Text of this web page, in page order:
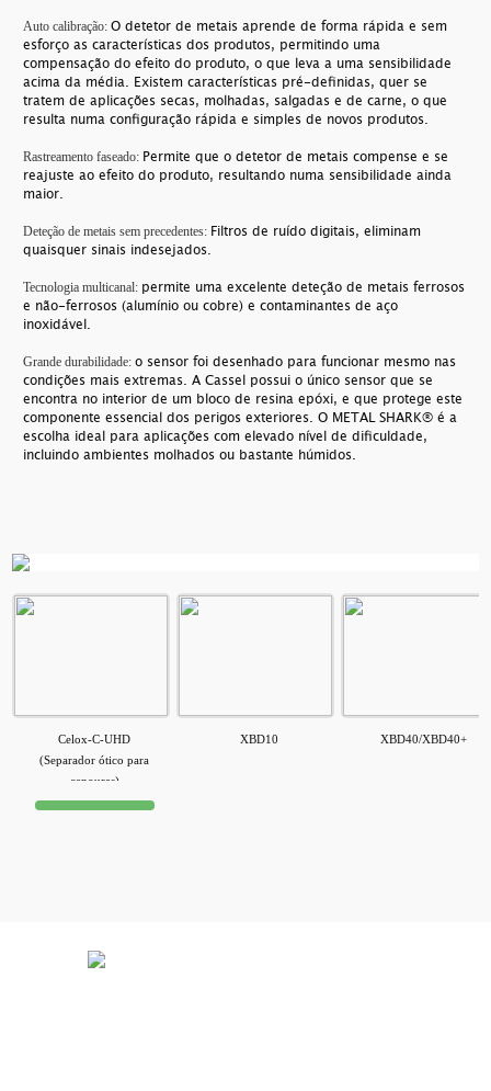
Auto calibração:O detetor de metais aprende de forma rápida e sem
esforço as características dos produtos, permitindo uma
compensação do efeito do produto, o que leva a uma sensibilidade
acima da média. Existem características pré-definidas, quer se
tratem de aplicações secas, molhadas, salgadas e de carne, o que
resulta numa configuração rápida e simples de novos produtos.
Rastreamento faseado: Permite que o detetor de metais compense e se
reajuste ao efeito do produto, resultando numa sensibilidade ainda
maior.
Deteção de metais sem precedentes: Filtros de ruído digitais, eliminam
quaisquer sinais indesejados.
Tecnologia multicanal: permite uma excelente deteção de metais ferrosos
e não-ferrosos (alumínio ou cobre) e contaminantes de aço
inoxidável.
Grande durabilidade:o sensor foi desenhado para funcionar mesmo nas
condições mais extremas. A Cassel possui o único sensor que se
encontra no interior de um bloco de resina epóxi, e que protege este
componente essencial dos perigos exteriores. O METAL SHARK® é a
escolha ideal para aplicações com elevado nível de dificuldade,
incluindo ambientes molhados ou bastante húmidos.
Celox-C-UHD
(Separador ótico para
cenouras)
XBD10 XBD40/XBD40+